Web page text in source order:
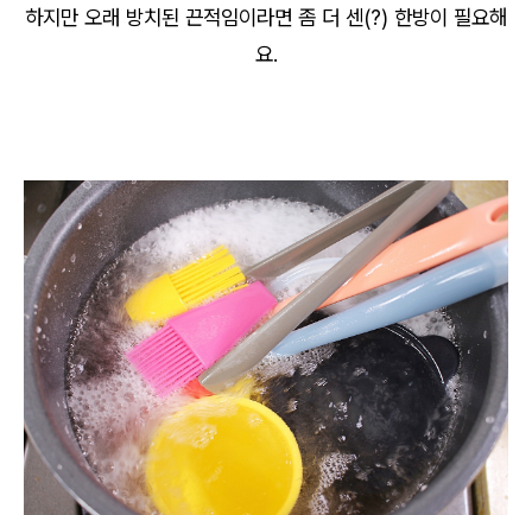
하지만 오래 방치된 끈적임이라면 좀 더 센(?) 한방이 필요해
요.